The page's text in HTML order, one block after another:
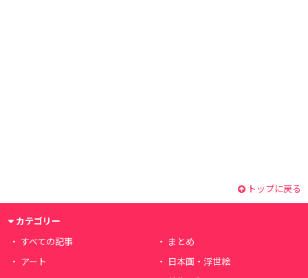
トップに戻る
カテゴリー
すべての記事
まとめ
アート
日本画・浮世絵